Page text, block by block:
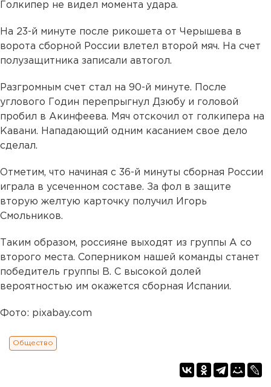
Голкипер не видел момента удара.
На 23-й минуте после рикошета от Черышева в
ворота сборной России влетел второй мяч. На счет
полузащитника записали автогол.
Разгромным счет стал на 90-й минуте. После
углового Годин перепрыгнул Дзюбу и головой
пробил в Акинфеева. Мяч отскочил от голкипера на
Кавани. Нападающий одним касанием свое дело
сделал.
Отметим, что начиная с 36-й минуты сборная России
играла в усеченном составе. За фол в защите
вторую желтую карточку получил Игорь
Смольников.
Таким образом, россияне выходят из группы А со
второго места. Соперником нашей команды станет
победитель группы В. С высокой долей
вероятностью им окажется сборная Испании.
Фото: pixabay.com
Общество